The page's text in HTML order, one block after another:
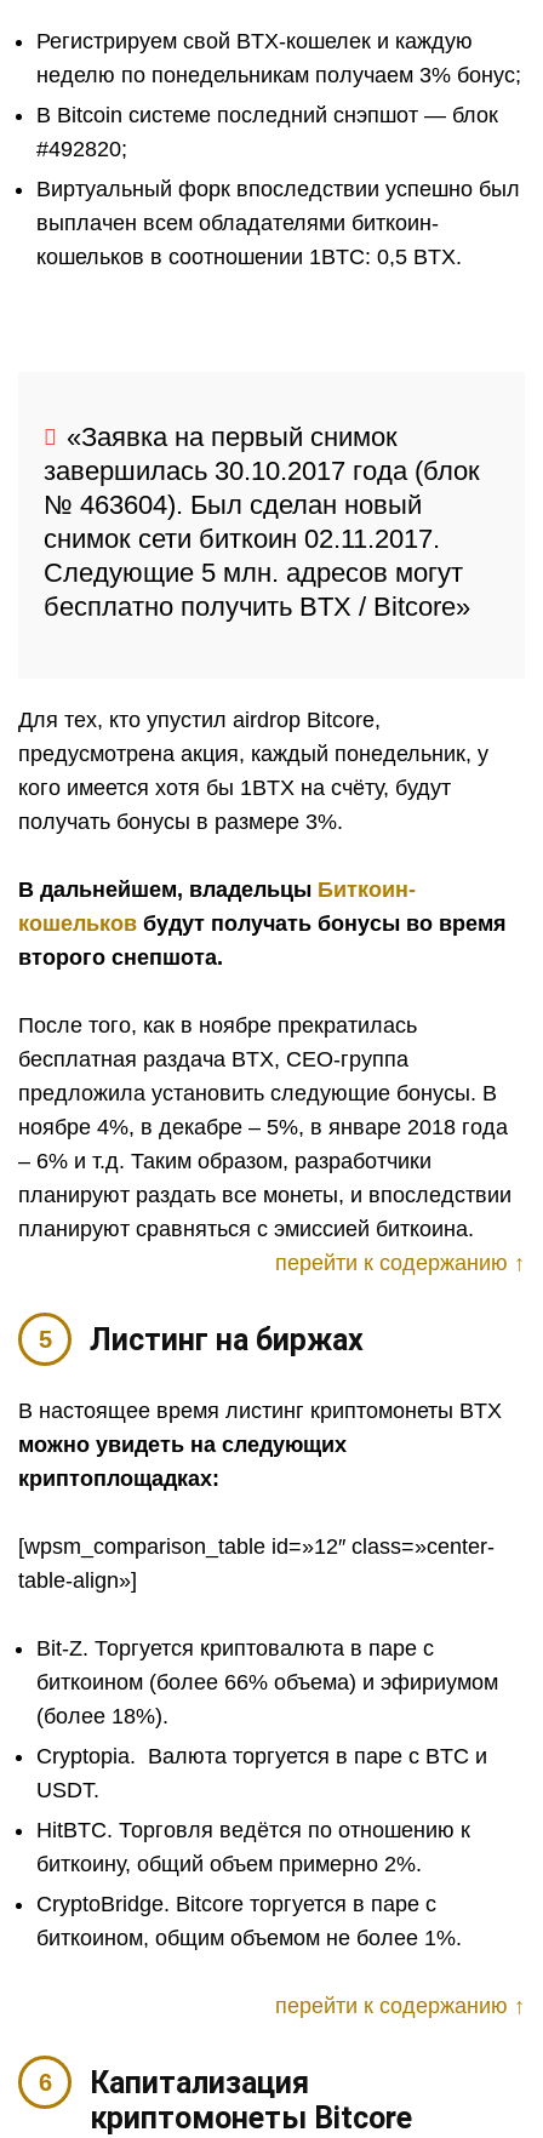
Регистрируем свой BTX-кошелек и каждую
неделю по понедельникам получаем 3% бонус;
В Bitcoin системе последний снэпшот — блок
#492820;
Виртуальный форк впоследствии успешно был
выплачен всем обладателями биткоин-
кошельков в соотношении 1BTC: 0,5 BTX.
«Заявка на первый снимок
завершилась 30.10.2017 года (блок
№ 463604). Был сделан новый
снимок сети биткоин 02.11.2017.
Следующие 5 млн. адресов могут
бесплатно получить BTX / Bitcore»
Для тех, кто упустил airdrop Bitcore,
предусмотрена акция, каждый понедельник, у
кого имеется хотя бы 1BTX на счёту, будут
получать бонусы в размере 3%.
В дальнейшем, владельцы Биткоин-
кошельков будут получать бонусы во время
второго снепшота.
После того, как в ноябре прекратилась
бесплатная раздача BTX, СЕО-группа
предложила установить следующие бонусы. В
ноябре 4%, в декабре – 5%, в январе 2018 года
– 6% и т.д. Таким образом, разработчики
планируют раздать все монеты, и впоследствии
планируют сравняться с эмиссией биткоина.
перейти к содержанию ↑
Листинг на биржах
В настоящее время листинг криптомонеты BTX
можно увидеть на следующих
криптоплощадках:
[wpsm_comparison_table id=»12″ class=»center-
table-align»]
Bit-Z. Торгуется криптовалюта в паре с
биткоином (более 66% объема) и эфириумом
(более 18%).
Cryptopia. Валюта торгуется в паре с BTC и
USDT.
HitBTC. Торговля ведётся по отношению к
биткоину, общий объем примерно 2%.
CryptoBridge. Bitcore торгуется в паре с
биткоином, общим объемом не более 1%.
перейти к содержанию ↑
Капитализация
криптомонеты Bitcore